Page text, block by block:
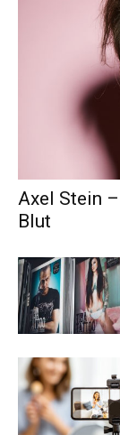
Axel Stein
Blut